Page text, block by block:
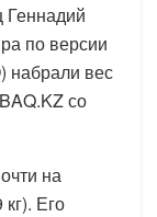
Геннадий
по версии
набрали вес
со
на
Его